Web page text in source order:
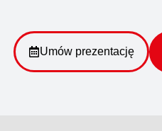
Umów prezentację